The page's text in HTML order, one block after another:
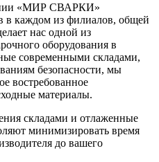
«МИР СВАРКИ»
в каждом из филиалов, общей
нас одной из
оборудования в
современными складами,
безопасности, мы
востребованное
материалы.
складами и отлаженные
минимизировать время
до вашего